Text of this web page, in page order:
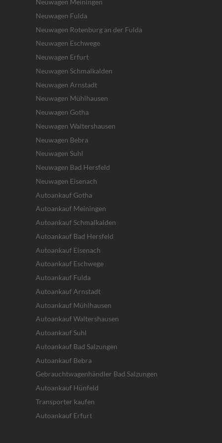
Neuwagen Meiningen
Neuwagen Fulda
Neuwagen Rotenburg an der Fulda
Neuwagen Eschwege
Neuwagen Erfurt
Neuwagen Schmalkalden
Neuwagen Arnstadt
Neuwagen Mühlhausen
Neuwagen Gotha
Neuwagen Waltershausen
Neuwagen Bebra
Neuwagen Suhl
Neuwagen Bad Hersfeld
Neuwagen Eisenach
Autoankauf Gotha
Autoankauf Meiningen
Autoankauf Schmalkalden
Autoankauf Bad Hersfeld
Autoankauf Eisenach
Autoankauf Eschwege
Autoankauf Fulda
Autoankauf Arnstadt
Autoankauf Mühlhausen
Autoankauf Waltershausen
Autoankauf Suhl
Autoankauf Bad Salzungen
Autoankauf Bebra
Gebrauchtwagenhändler Bad Salzungen
Autoankauf Hünfeld
Transporter kaufen
Autoankauf Erfurt